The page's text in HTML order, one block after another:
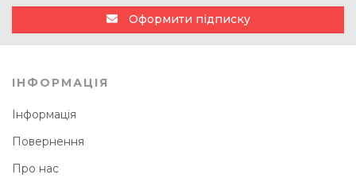
Оформити підписку
ІНФОРМАЦІЯ
Інформація
Повернення
Про нас